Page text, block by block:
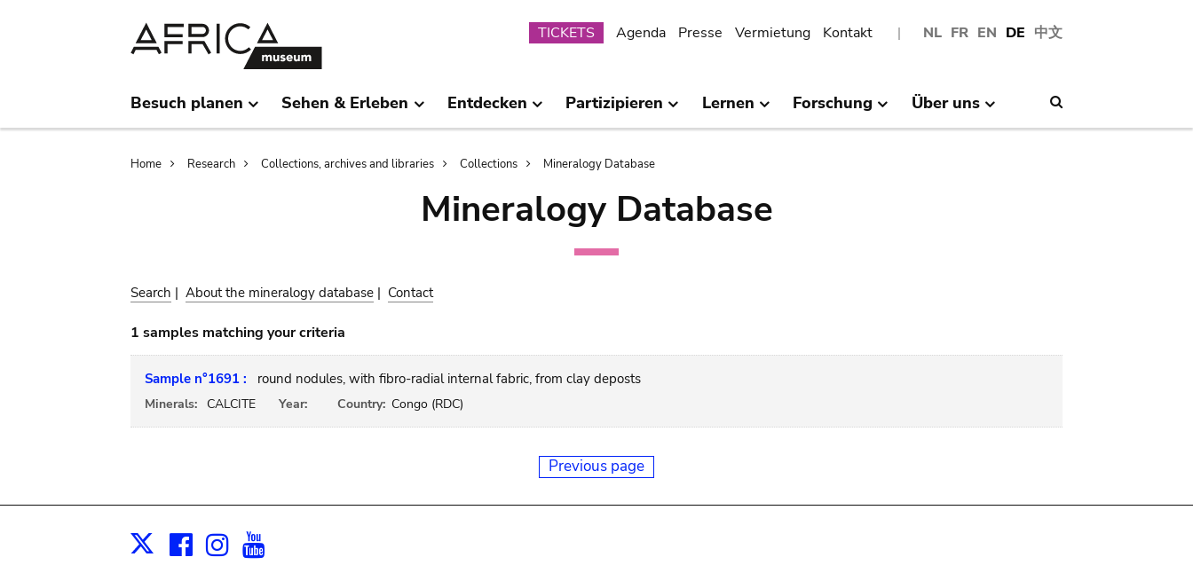
NL FR EN DE 中文
Submenu
TICKETS Agenda Presse Vermietung Kontakt
Besuch planen Sehen & Erleben Entdecken Partizipieren Lernen Forschung Über uns
Breadcrumb
Home Research Collections, archives and libraries Collections Mineralogy Database
Mineralogy Database
Search | About the mineralogy database | Contact
1 samples matching your criteria
Sample n°1691 : round nodules, with fibro-radial internal fabric, from clay deposts
Minerals: CALCITE Year: Country: Congo (RDC)
Previous page
X Facebook
Instagram